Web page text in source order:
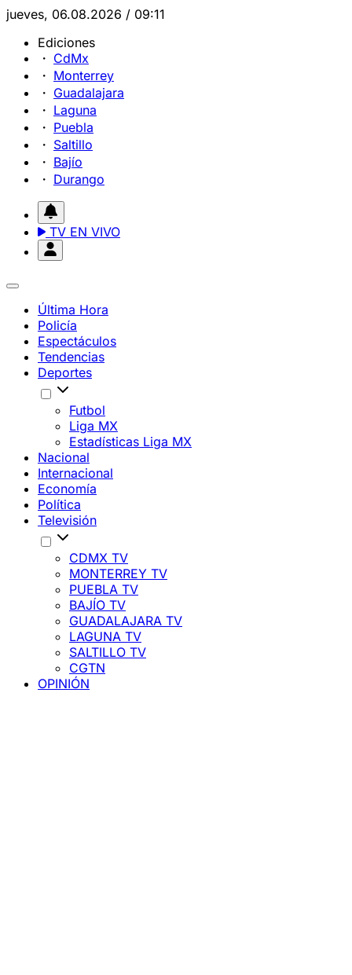
jueves, 06.08.2026 / 09:11
Ediciones
CdMx
Monterrey
Guadalajara
Laguna
Puebla
Saltillo
Bajío
Durango
TV EN VIVO
Última Hora
Policía
Espectáculos
Tendencias
Deportes
Futbol
Liga MX
Estadísticas Liga MX
Nacional
Internacional
Economía
Política
Televisión
CDMX TV
MONTERREY TV
PUEBLA TV
BAJÍO TV
GUADALAJARA TV
LAGUNA TV
SALTILLO TV
CGTN
OPINIÓN